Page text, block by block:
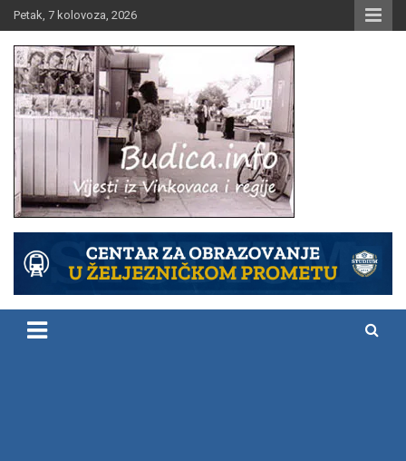
Skip
to
content
Petak, 7 kolovoza, 2026
Budica.info